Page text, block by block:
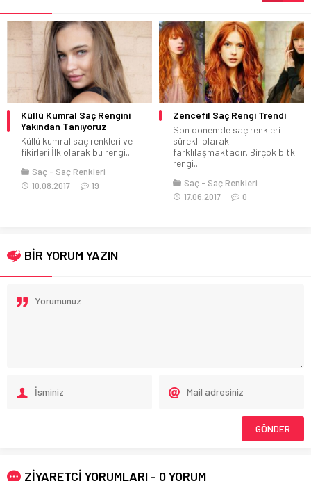
Küllü Kumral Saç Rengini
Yakından Tanıyoruz
Küllü kumral saç renkleri ve
fikirleri İlk olarak bu rengi...
Saç
Saç Renkleri
10.08.2017
19
Zencefil Saç Rengi Trendi
Son dönemde saç renkleri
sürekli olarak
farklılaşmaktadır. Birçok bitki
rengi...
Saç
Saç Renkleri
17.06.2017
0
BİR YORUM YAZIN
ZİYARETÇİ YORUMLARI - 0 YORUM